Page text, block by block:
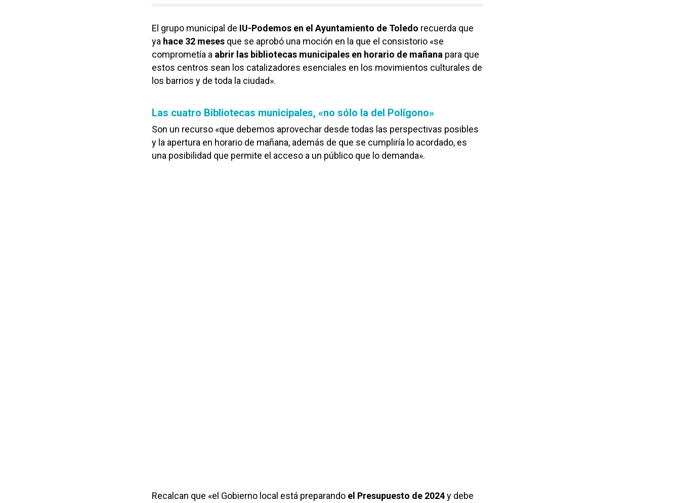
El grupo municipal de IU-Podemos en el Ayuntamiento de Toledo recuerda que
ya hace 32 meses que se aprobó una moción en la que el consistorio «se
comprometía a abrir las bibliotecas municipales en horario de mañana para que
estos centros sean los catalizadores esenciales en los movimientos culturales de
los barrios y de toda la ciudad».
Las cuatro Bibliotecas municipales, «no sólo la del Polígono»
Son un recurso «que debemos aprovechar desde todas las perspectivas posibles
y la apertura en horario de mañana, además de que se cumpliría lo acordado, es
una posibilidad que permite el acceso a un público que lo demanda».
Recalcan que «el Gobierno local está preparando el Presupuesto de 2024y debe